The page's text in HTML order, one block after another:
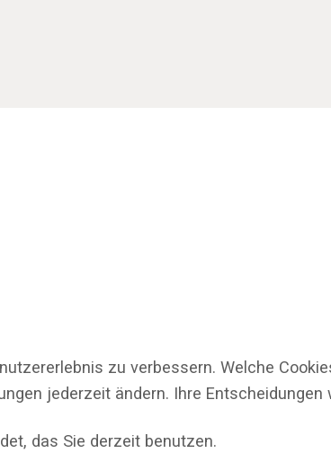
zu verbessern. Welche
jederzeit ändern. Ihre
das Sie derzeit benutzen.